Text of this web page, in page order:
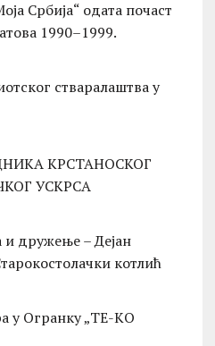
Србија“ одата почаст
1990–1999.
стваралаштва у
КРСТАНОСКОГ
УСКРСА
дружење – Дејан
котлић
у Огранку „ТЕ-KО